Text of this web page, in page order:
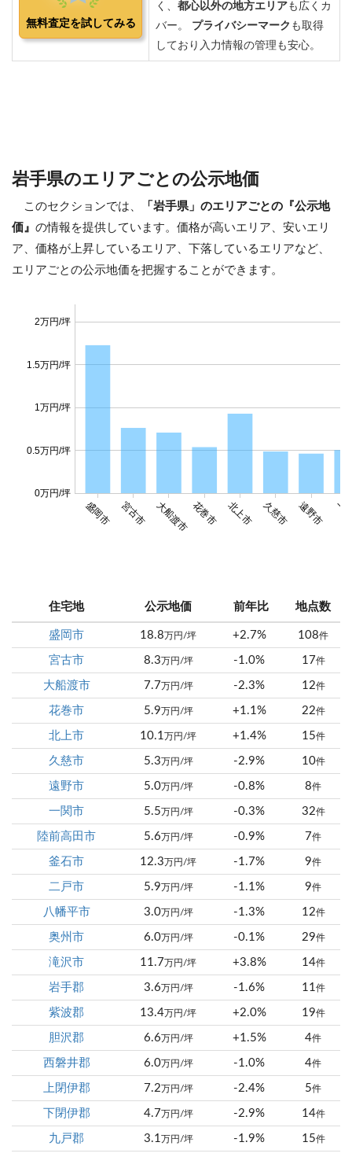
岩手県のエリアごとの公示地価
このセクションでは、
「岩手県」のエリアごとの『公示地
価』 の情報を提供しています。価格が高いエリア、安いエリ
ア、価格が上昇しているエリア、下落しているエリアなど、
エリアごとの公示地価を把握することができます。
盛岡市 宮古市 大船渡市 花巻市 北上市 久慈市 遠野市 一
0万円/坪
0.5万円/坪
1万円/坪
1.5万円/坪
2万円/坪
住宅地 公示地価 前年比 地点数
盛岡市 18.8万円/坪 +2.7% 108件
宮古市 8.3万円/坪 -1.0% 17件
大船渡市 7.7万円/坪 -2.3% 12件
花巻市 5.9万円/坪 +1.1% 22件
北上市 10.1万円/坪 +1.4% 15件
久慈市 5.3万円/坪 -2.9% 10件
遠野市 5.0万円/坪 -0.8% 8件
一関市 5.5万円/坪 -0.3% 32件
陸前高田市 5.6万円/坪 -0.9% 7件
釜石市 12.3万円/坪 -1.7% 9件
二戸市 5.9万円/坪 -1.1% 9件
八幡平市 3.0万円/坪 -1.3% 12件
奥州市 6.0万円/坪 -0.1% 29件
滝沢市 11.7万円/坪 +3.8% 14件
岩手郡 3.6万円/坪 -1.6% 11件
紫波郡 13.4万円/坪 +2.0% 19件
胆沢郡 6.6万円/坪 +1.5% 4件
西磐井郡 6.0万円/坪 -1.0% 4件
上閉伊郡 7.2万円/坪 -2.4% 5件
下閉伊郡 4.7万円/坪 -2.9% 14件
九戸郡 3.1万円/坪 -1.9% 15件